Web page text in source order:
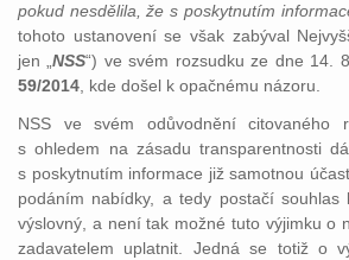
pokud nesdělila, že s poskytnutím
tohoto ustanovení se však zabýval
jen „NSS“) ve svém rozsudku ze dne 14.
59/2014 , kde došel k opačnému názoru.
NSS ve svém odůvodnění citovaného
s ohledem na zásadu transparentnosti
s poskytnutím informace již samotnou
podáním nabídky, a tedy postačí souhlas
výslovný, a není tak možné tuto výjimku o
zadavatelem uplatnit. Jedná se totiž o